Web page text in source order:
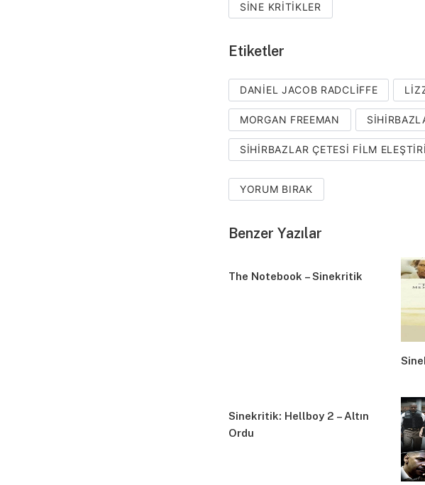
SINE KRITIKLER
Etiketler
DANIEL JACOB RADCLIFFE
MORGAN FREEMAN
SIHIRBAZLAR ÇETESI FILM
YORUM BIRAK
Benzer Yazılar
The Notebook – Sinekritik
Sinekritik: Hellboy 2 – Altın
Ordu